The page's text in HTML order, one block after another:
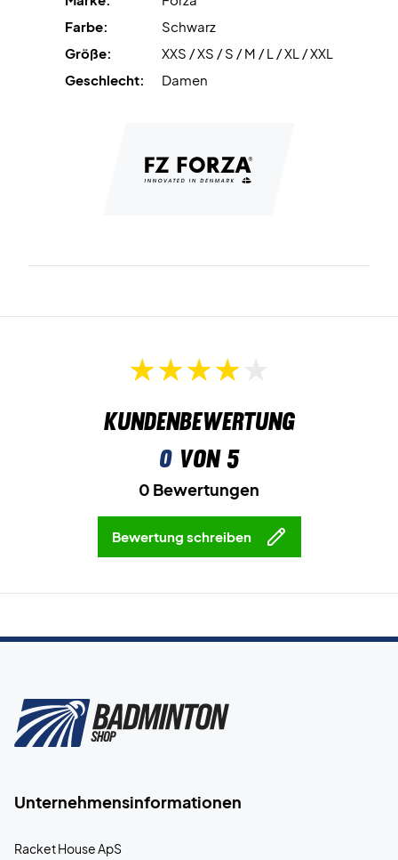
Farbe: Schwarz
Material: 100% Polyester
Farbe:
Schwarz
Größe:
XXS / XS / S / M / L / XL / XXL
Geschlecht:
Damen
Kundenbewertung
0von 5
0 Bewertungen
Bewertung schreiben
Unternehmensinformationen
Racket House ApS